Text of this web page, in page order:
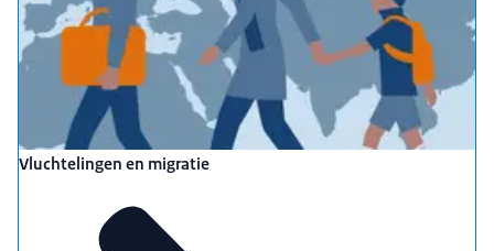
Vluchtelingen en migratie